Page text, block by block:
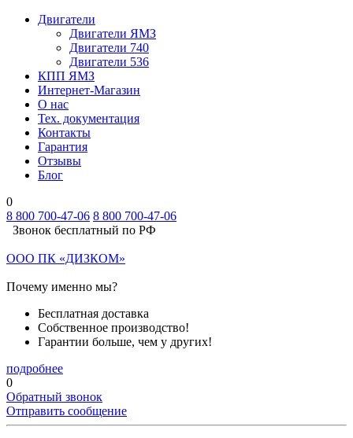
Двигатели
Двигатели ЯМЗ
Двигатели 740
Двигатели 536
КПП ЯМЗ
Интернет-Магазин
О нас
Тех. документация
Контакты
Гарантия
Отзывы
Блог
0
8 800 700-47-06 8 800 700-47-06
Звонок бесплатный по РФ
ООО ПК «ДИЗКОМ»
Почему именно мы?
Бесплатная доставка
Собственное производство!
Гарантии больше, чем у других!
подробнее
0
Обратный звонок
Отправить сообщение